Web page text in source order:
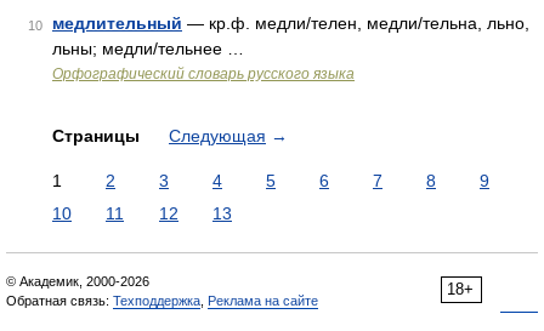
10 медлительный — кр.ф. медли/телен, медли/тельна, льно,
льны; медли/тельнее …
Орфографический словарь русского языка
Страницы Следующая →
1 2 3 4 5 6 7 8
9
10
11 12 13
18+
© Академик, 2000-2026
Обратная связь: Техподдержка Реклама на сайте